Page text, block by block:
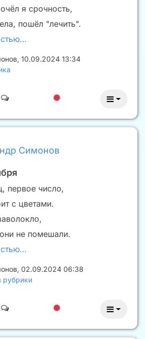
я срочность,
пошёл "лечить".
, 10.09.2024 13:34
Симонов
первое число,
с цветами.
не помешали.
, 02.09.2024 06:38
рубрики